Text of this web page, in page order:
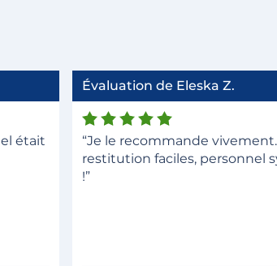
était
Évaluation de Eleska Z.
“Je le recommande
restitution faciles, personnel
!”